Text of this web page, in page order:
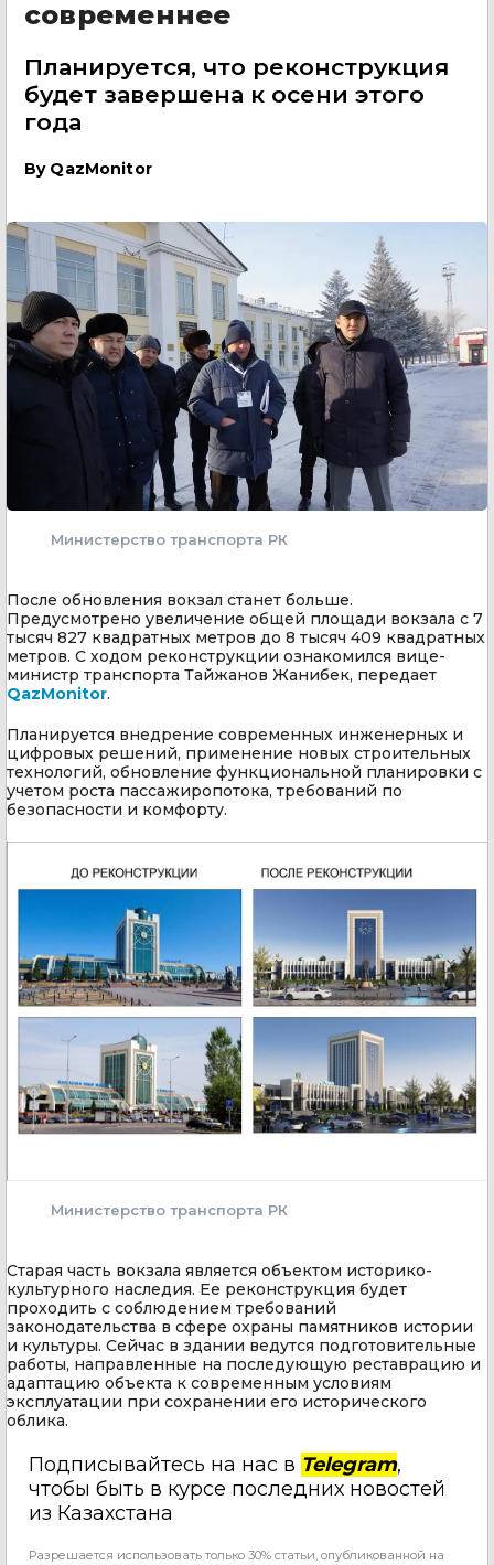
современнее
Планируется, что реконструкция
будет завершена к осени этого
года
By QazMonitor
Министерство транспорта РК
После обновления вокзал станет больше.
Предусмотрено увеличение общей площади вокзала с 7
тысяч 827 квадратных метров до 8 тысяч 409 квадратных
метров. С ходом реконструкции ознакомился вице-
министр транспорта Тайжанов Жанибек, передает
QazMonitor.
Планируется внедрение современных инженерных и
цифровых решений, применение новых строительных
технологий, обновление функциональной планировки с
учетом роста пассажиропотока, требований по
безопасности и комфорту.
Министерство транспорта РК
Старая часть вокзала является объектом историко-
культурного наследия. Ее реконструкция будет
проходить с соблюдением требований
законодательства в сфере охраны памятников истории
и культуры. Сейчас в здании ведутся подготовительные
работы, направленные на последующую реставрацию и
адаптацию объекта к современным условиям
эксплуатации при сохранении его исторического
облика.
Подписывайтесь на нас в Telegram,
чтобы быть в курсе последних новостей
из Казахстана
Разрешается использовать только 30% статьи, опубликованной на